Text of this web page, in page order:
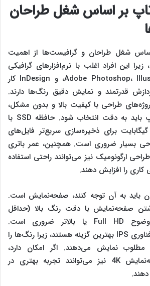
بر اساس شغل طراحان
شغل طراحان و گرافیست‌ها از اهمیت
این افراد اغلب با نرم‌افزارهای گرافیکی
سنگین مانند Adobe Photoshop، Illustrator، و InDesign کار
قدرتمند و نمایش دقیق رنگ‌ها دارند.
پروژه‌های طراحی با کیفیت بالا و بدون مشکل،
مشخصات فنی لپ‌تاپ باید به دقت انتخاب شود. حافظه SSD با
ظرفیت حداقل 512 گیگابایت برای ذخیره‌سازی سریع‌تر فایل‌های
بسیار ضروری است. همچنین، عمر باتری
ارگونومیک نیز می‌توانند راحتی استفاده
کاری را افزایش دهند.
باید به آن توجه کنند، صفحه‌نمایش است.
صفحه‌نمایش با دقت رنگ بالا (حداقل
100% sRGB) و وضوح Full HD یا بالاتر ضروری است.
صفحه‌نمایش‌هایی با فناوری IPS بهترین گزینه هستند، زیرا رنگ‌ها را
نمایش می‌دهند. اگر امکان دارد،
لپ‌تاپ‌هایی با صفحه‌نمایش 4K نیز می‌توانند تجربه بهتری در